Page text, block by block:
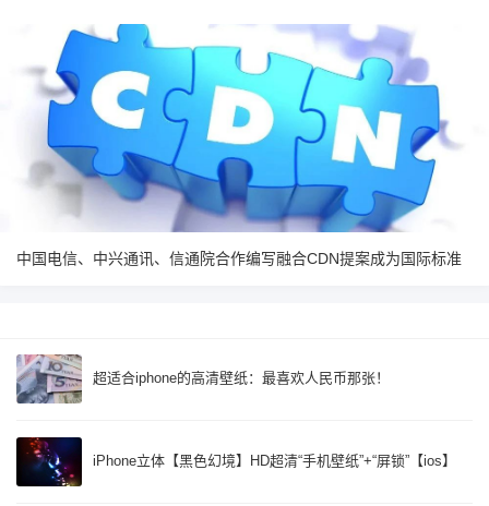
中国电信、中兴通讯、信通院合作编写融合CDN提案成为国际标准
超适合iphone的高清壁纸：最喜欢人民币那张！
iPhone立体【黑色幻境】HD超清“手机壁纸”+“屏锁”【ios】